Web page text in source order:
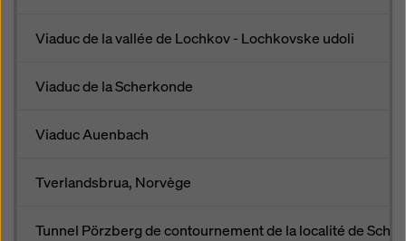
Viaduc de la vallée de Lochkov - Lochkovske udoli
Viaduc de la Scherkonde
Viaduc Auenbach
Tverlandsbrua, Norvège
Tunnel Pörzberg de contournement de la localité de